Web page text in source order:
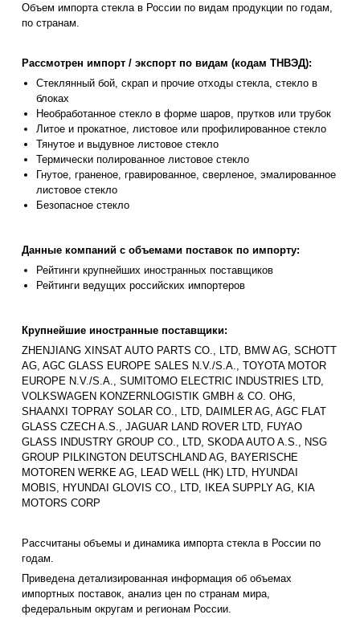
Объем импорта стекла в России по видам продукции по годам,
по странам.
Рассмотрен импорт / экспорт по видам (кодам ТНВЭД):
Стеклянный бой, скрап и прочие отходы стекла, стекло в
блоках
Необработанное стекло в форме шаров, прутков или трубок
Литое и прокатное, листовое или профилированное стекло
Тянутое и выдувное листовое стекло
Термически полированное листовое стекло
Гнутое, граненое, гравированное, сверленое, эмалированное
листовое стекло
Безопасное стекло
Данные компаний с объемами поставок по импорту:
Рейтинги крупнейших иностранных поставщиков
Рейтинги ведущих российских импортеров
Крупнейшие иностранные поставщики:
ZHENJIANG XINSAT AUTO PARTS CO., LTD, BMW AG, SCHOTT
AG, AGC GLASS EUROPE SALES N.V./S.A., TOYOTA MOTOR
EUROPE N.V./S.A., SUMITOMO ELECTRIC INDUSTRIES LTD,
VOLKSWAGEN KONZERNLOGISTIK GMBH & CO. OHG,
SHAANXI TOPRAY SOLAR CO., LTD, DAIMLER AG, AGC FLAT
GLASS CZECH A.S., JAGUAR LAND ROVER LTD, FUYAO
GLASS INDUSTRY GROUP CO., LTD, SKODA AUTO A.S., NSG
GROUP PILKINGTON DEUTSCHLAND AG, BAYERISCHE
MOTOREN WERKE AG, LEAD WELL (HK) LTD, HYUNDAI
MOBIS, HYUNDAI GLOVIS CO., LTD, IKEA SUPPLY AG, KIA
MOTORS CORP
Рассчитаны объемы и динамика импорта стекла в России по
годам.
Приведена детализированная информация об объемах
импортных поставок, анализ цен по странам мира,
федеральным округам и регионам России.